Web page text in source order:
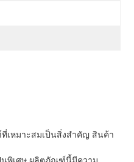
เหมาะสมเป็นสิ่งสำคัญ สินค้า